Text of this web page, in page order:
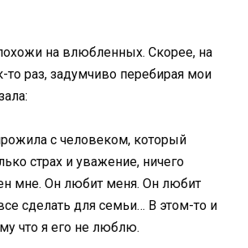
на влюбленных. Скорее, на
раз, задумчиво перебирая мои
с человеком, который
страх и уважение, ничего
мне. Он любит меня. Он любит
сделать для семьи… В этом-то и
что я его не люблю.